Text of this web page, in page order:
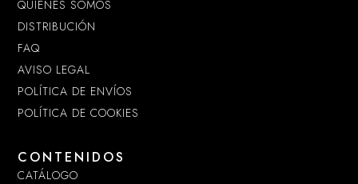
QUIÉNES SOMOS
DISTRIBUCIÓN
FAQ
AVISO LEGAL
POLÍTICA DE ENVÍOS
POLÍTICA DE COOKIES
CONTENIDOS
CATÁLOGO